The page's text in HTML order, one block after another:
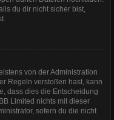
du dir nicht sicher bist,
von der Administration
Regeln verstoßen hast, kann
dass dies die Entscheidung
Limited nichts mit dieser
sofern du die nicht